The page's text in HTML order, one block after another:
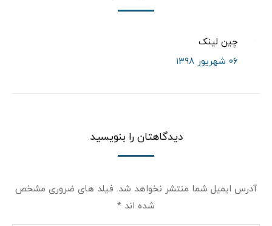
چین لینک
۰۶ شهریور ۱۳۹۸
دیدگاهتان را بنویسید
آدرس ایمیل شما منتشر نخواهد شد. فیلد های ضروری مشخص
شده اند *